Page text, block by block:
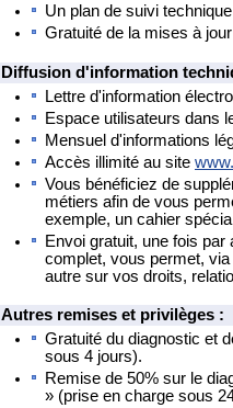
Un plan de suivi
Gratuité de la mises à
Diffusion d'information
Lettre d'information
Espace utilisateurs dans
Mensuel d'informations
Accès illimité au site
Vous bénéficiez de
métiers afin de vous
exemple, un cahier
Envoi gratuit, une fois
complet, vous permet,
autre sur vos droits,
Autres remises et privilèges :
Gratuité du diagnostic et
sous 4 jours).
Remise de 50% sur le
» (prise en charge sous